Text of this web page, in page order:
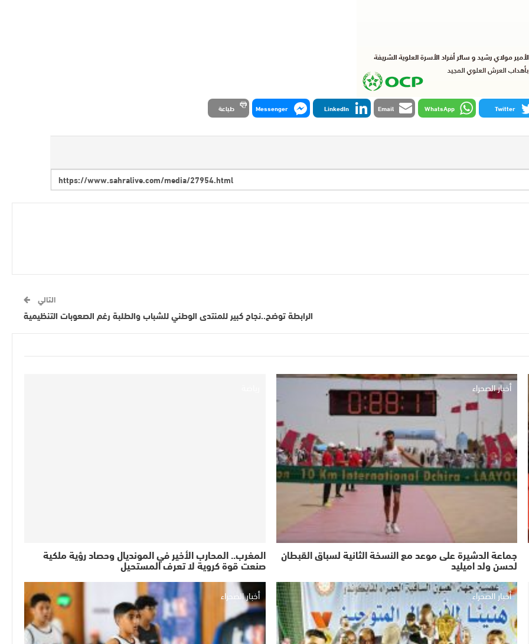
Twitter
WhatsApp
Email
LinkedIn
Messenger طباعة
التالي
الرابطة توضح..نجاح كبير للمنتدى الوطني للشباب والطلبة رغم الصعوبات التنظيمية
أخبار الصحراء
جماعة الدشيرة على موعد مع النسخة الثانية لسباق القبطان
لحسن ولد اميليد
المغرب.. المحارب الأخير في المونديال وحصاد رؤية ملكية
صنعت قوة كروية لا تعرف المستحيل
أخبار الصحراء أخبار الصحراء